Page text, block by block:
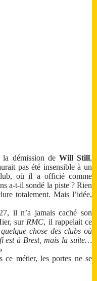
démission de Will Still,
pas été insensible à un
où il a officié comme
a-t-il sondé la piste ? Rien
totalement. Mais l’idée,
il n’a jamais caché son
sur RMC, il rappelait ce
chose des clubs où
est à Brest, mais la suite…
ce métier, les portes ne se